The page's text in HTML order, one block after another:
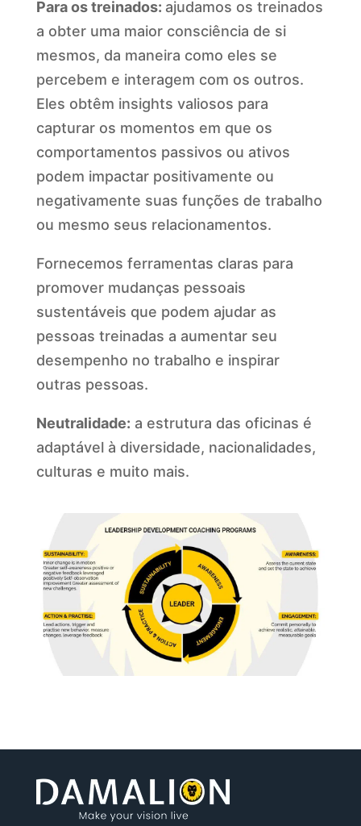
Para os treinados: ajudamos os treinados
a obter uma maior consciência de si
mesmos, da maneira como eles se
percebem e interagem com os outros.
Eles obtêm insights valiosos para
capturar os momentos em que os
comportamentos passivos ou ativos
podem impactar positivamente ou
negativamente suas funções de trabalho
ou mesmo seus relacionamentos.
Fornecemos ferramentas claras para
promover mudanças pessoais
sustentáveis que podem ajudar as
pessoas treinadas a aumentar seu
desempenho no trabalho e inspirar
outras pessoas.
Neutralidade: a estrutura das oficinas é
adaptável à diversidade, nacionalidades,
culturas e muito mais.